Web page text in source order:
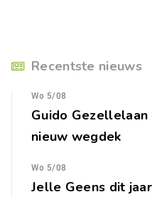
Recentste nieuws
Wo 5/08
Guido
nieuw wegdek
Wo 5/08
Jelle Geens dit